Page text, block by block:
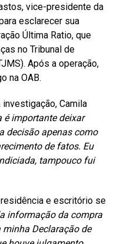
vice-presidente da
esclarecer sua
Última Ratio, que
no Tribunal de
Após a operação,
na OAB.
Camila
é importante deixar
decisão apenas como
de fatos. Eu
tampouco fui
e escritório se
informação da compra
Declaração de